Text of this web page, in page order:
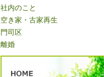
社内のこと
空き家・古家再生
門司区
離婚